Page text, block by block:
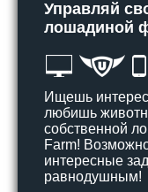
Управляй
лошадиной
Ищешь
любишь
собственной
Farm!
интересные
равнодушным!